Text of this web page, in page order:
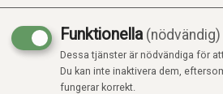
Produkter
KampanjFunktionella (nödvändig)
Dessa tjänster är nödvändiga för
Du kan inte inaktivera dem,
fungerar korrekt.